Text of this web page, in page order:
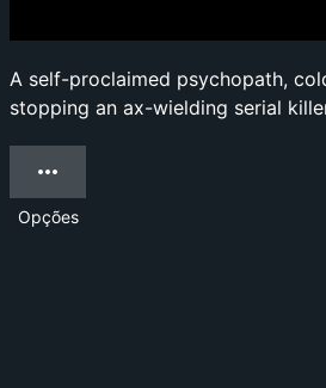
A self-proclaimed psychopath,
stopping an ax-wielding serial
Opções